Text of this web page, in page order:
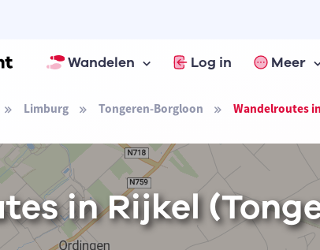
Wandelen Log in Meer
Limburg Tongeren-Borgloon Wandelroutes
in Rijkel